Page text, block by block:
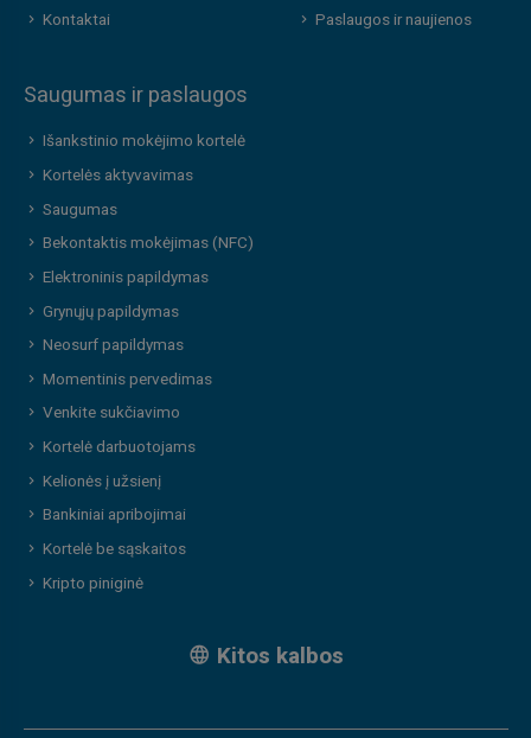
Kontaktai
Paslaugos ir naujienos
Saugumas ir paslaugos
Išankstinio mokėjimo kortelė
Kortelės aktyvavimas
Saugumas
Bekontaktis mokėjimas (NFC)
Elektroninis papildymas
Grynųjų papildymas
Neosurf papildymas
Momentinis pervedimas
Venkite sukčiavimo
Kortelė darbuotojams
Kelionės į užsienį
Bankiniai apribojimai
Kortelė be sąskaitos
Kripto piniginė
Kitos kalbos